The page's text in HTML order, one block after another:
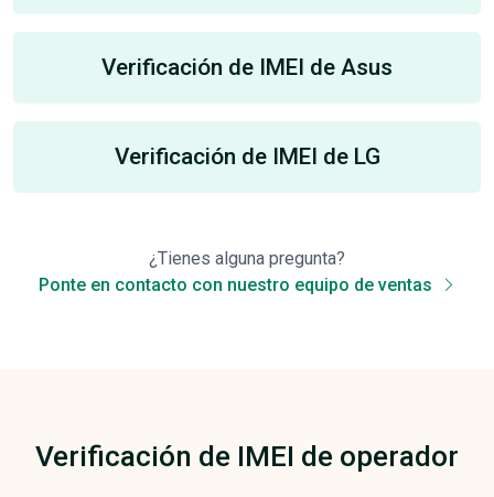
Verificación de IMEI de Asus
Verificación de IMEI de LG
¿Tienes alguna pregunta?
Ponte en contacto con nuestro equipo de ventas
Verificación de IMEI de operador